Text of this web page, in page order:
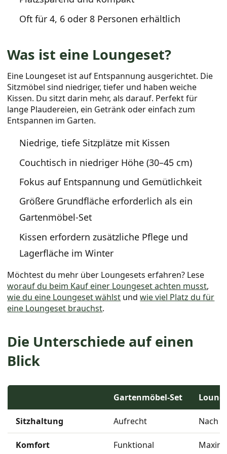
Oft für 4, 6 oder 8 Personen erhältlich
Was ist eine Loungeset?
Eine Loungeset ist auf Entspannung ausgerichtet. Die
Sitzmöbel sind niedriger, tiefer und haben weiche
Kissen. Du sitzt darin mehr, als darauf. Perfekt für
lange Plaudereien, ein Getränk oder einfach zum
Entspannen im Garten.
Niedrige, tiefe Sitzplätze mit Kissen
Couchtisch in niedriger Höhe (30–45 cm)
Fokus auf Entspannung und Gemütlichkeit
Größere Grundfläche erforderlich als ein
Gartenmöbel-Set
Kissen erfordern zusätzliche Pflege und
Lagerfläche im Winter
Möchtest du mehr über Loungesets erfahren? Lese
worauf du beim Kauf einer Loungeset achten musst,
wie du eine Loungeset wählst undwie viel Platz du für
eine Loungeset brauchst.
Die Unterschiede auf einen
Blick
Gartenmöbel-Set
Sitzhaltung Aufrecht Nach
Komfort Funktional